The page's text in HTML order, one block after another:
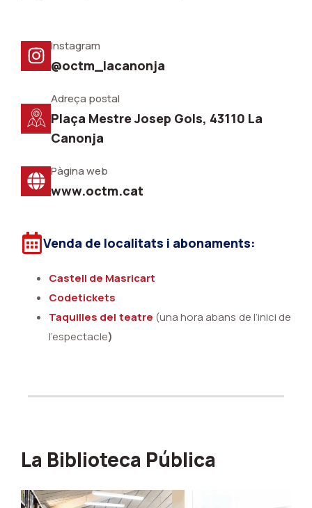
Instagram
@octm_lacanonja
Adreça postal
Plaça Mestre Josep Gols, 43110 La
Canonja
Pàgina web
www.octm.cat
Venda de localitats i abonaments:
Castell de Masricart
Codetickets
Taquilles del teatre (una hora abans de l’inici de
l’espectacle)
La Biblioteca Pública